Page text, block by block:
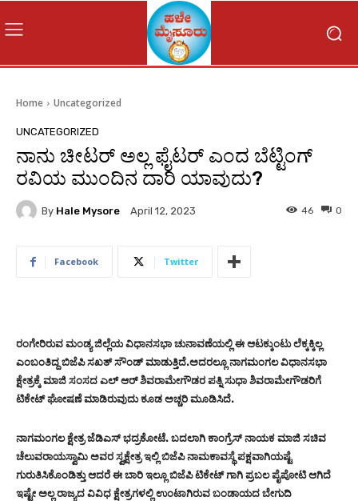
Home Uncategorized
UNCATEGORIZED
ನಾನು ಚೀಟರ್ ಅಲ್ಲ ಫೈಟರ್ ಎಂದ ಬೆಟ್ಟಿಂಗ್
ರವಿಯ ಮುಂದಿನ ದಾರಿ ಯಾವುದು?
By Hale Mysore April 12, 2023 0
46
Facebook Twitter
ರಂಗೇರಿರುವ ಮಂಡ್ಯ ಜಿಲ್ಲೆಯ ವಿಧಾನಸಭಾ ಚುನಾವಣೆಯಲ್ಲಿ ಈ ಆಟಕ್ಕುಂಟು ಲೆಕ್ಕಕ್ಕಿಲ್ಲ
ಎಂಬಂತಿದ್ದ ಬಿಜೆಪಿ ಸಖತ್ ಸೌಂಡ್ ಮಾಡುತ್ತಿದೆ.ಅದರಲ್ಲೂ ನಾಗಮಂಗಲ ವಿಧಾನಸಭಾ
ಕ್ಷೇತ್ರಕ್ಕೆ ಮಾಜಿ ಸಂಸದ ಎಲ್ ಆರ್ ಶಿವರಾಮೇಗೌಡರ ಪತ್ನಿ ಸುಧಾ ಶಿವರಾಮೇಗೌಡರಿಗೆ
ಟಿಕೇಟ್ ಘೋಷಣೆ ಮಾಡಿರುವುದು ಕೂಡ ಅಚ್ಚರಿ ಮೂಡಿಸಿದೆ.
ನಾಗಮಂಗಲ ಕ್ಷೇತ್ರ ಜೆಡಿಎಸ್ ಭದ್ರಕೋಟೆ. ಬದಲಾಗಿ ಕಾಂಗ್ರೆಸ್ ನಾಯಕ ಮಾಜಿ ಸಚಿವ
ಚೆಲುವರಾಯಸ್ವಾಮಿ ಅವರ ಸ್ವಕ್ಷೇತ್ರ ಇಲ್ಲಿ ಬಿಜೆಪಿ ನಾಮಕಾವಸ್ಥೆ ಪಕ್ಷವಾಗಿಯಷ್ಟೆ
ಗುರುತಿಸಿಕೊಂಡಿತ್ತು ಆದರೆ ಈ ಬಾರಿ ಇಲ್ಲೂ ಬಿಜೆಪಿ ಟಿಕೇಟ್ ಗಾಗಿ ಪ್ರಬಲ ಪೈಪೋಟಿ ಆಗಿದೆ
ಇಷ್ಟೇ ಅಲ್ಲ ರಾಜ್ಯದ ವಿವಿಧ ಕ್ಷೇತ್ರಗಳಲ್ಲಿ ಉಂಟಾಗಿರುವ ಬಂಡಾಯದ ಬೇಗುದಿ